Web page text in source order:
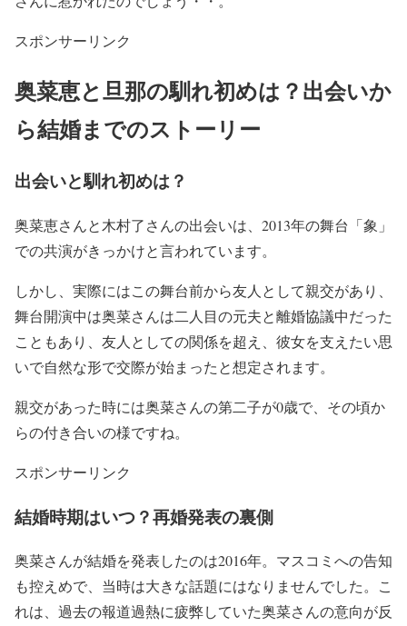
スポンサーリンク
奥菜恵と旦那の馴れ初めは？出会いか
ら結婚までのストーリー
出会いと馴れ初めは？
奥菜恵さんと木村了さんの出会いは、 2013年の舞台「象」
での共演がきっかけと言われています。
しかし、 実際にはこの舞台前から友人として親交があり、
舞台開演中は奥菜さんは二人目の元夫と離婚協議中だった
こともあり、 友人としての関係を超え、彼女を支えたい思
いで自然な形で交際が始まったと想定されます。
親交があった時には奥菜さんの第二子が0歳で、その頃か
らの付き合いの様ですね。
スポンサーリンク
結婚時期はいつ？再婚発表の裏側
奥菜さんが結婚を発表したのは2016年。マスコミへの告知
も控えめで、当時は大きな話題にはなりませんでした。こ
れは、 過去の報道過熱に疲弊していた奥菜さんの意向が反